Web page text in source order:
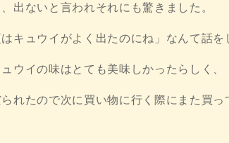
出ないと言われそれにも驚きました。
キュウイがよく出たのにね」なんて話を
ウイの味はとても美味しかったらしく、
れたので次に買い物に行く際にまた買っ